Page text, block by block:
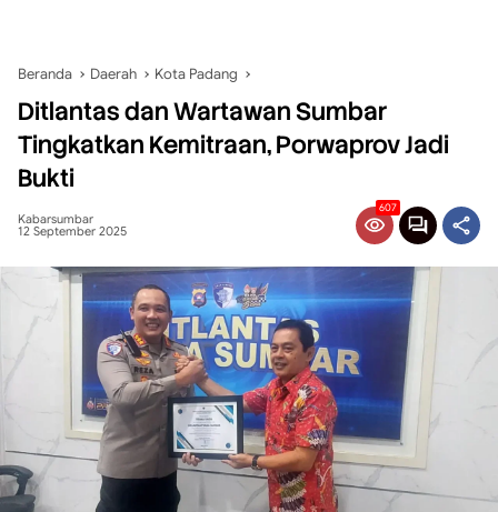
Beranda Daerah Kota Padang
Ditlantas dan Wartawan Sumbar
Tingkatkan Kemitraan, Porwaprov Jadi
Bukti
Kabarsumbar
12 September 2025
607